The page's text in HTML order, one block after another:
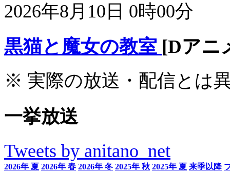
2026年8月10日 0時00分
黒猫と魔女の教室 [Dアニ
※ 実際の放送・配信とは
一挙放送
Tweets by anitano_net
2026年 夏 2026年 春 2026年 冬 2025年 秋 2025年 夏 来季以降